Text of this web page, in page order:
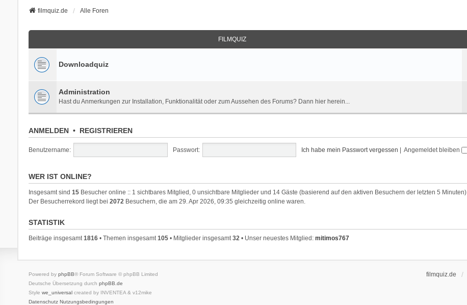
filmquiz.de Alle Foren
FILMQUIZ
Downloadquiz
Administration
Hast du Anmerkungen zur Installation, Funktionalität oder zum Aussehen des Forums? Dann hier herein...
ANMELDEN• REGISTRIEREN
Benutzername: Passwort: Ich habe mein Passwort vergessen Angemeldet bleiben
WER IST ONLINE?
Insgesamt sind 15Besucher online :: 1 sichtbares Mitglied, 0 unsichtbare Mitglieder und 14 Gäste (basierend auf den aktiven Besuchern der letzten 5 Minuten)
Der Besucherrekord liegt bei 2072Besuchern, die am 29. Apr 2026, 09:35 gleichzeitig online waren.
STATISTIK
Beiträge insgesamt1816• Themen insgesamt105• Mitglieder insgesamt32• Unser neuestes Mitglied: mitimos767
filmquiz.de
Powered by phpBB® Forum Software © phpBB Limited
Deutsche Übersetzung durch phpBB.de
Style we_universalcreated by INVENTEA & v12mike
Datenschutz Nutzungsbedingungen